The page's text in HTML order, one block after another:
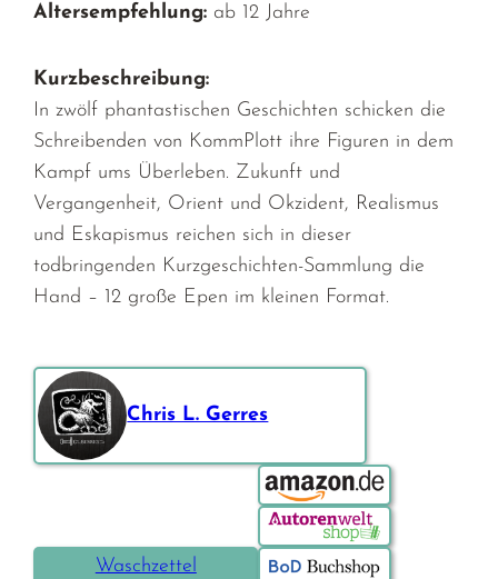
Altersempfehlung: ab 12 Jahre
Kurzbeschreibung:
In zwölf phantastischen Geschichten schicken die
Schreibenden von KommPlott ihre Figuren in dem
Kampf ums Überleben. Zukunft und
Vergangenheit, Orient und Okzident, Realismus
und Eskapismus reichen sich in dieser
todbringenden Kurzgeschichten-Sammlung die
Hand – 12 große Epen im kleinen Format.
Chris L. Gerres
Waschzettel
Bestellen über: